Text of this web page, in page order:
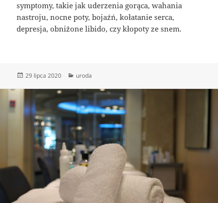
symptomy, takie jak uderzenia gorąca, wahania
nastroju, nocne poty, bojaźń, kołatanie serca,
depresja, obniżone libido, czy kłopoty ze snem.
Data
29 lipca 2020 Kategorie
uroda